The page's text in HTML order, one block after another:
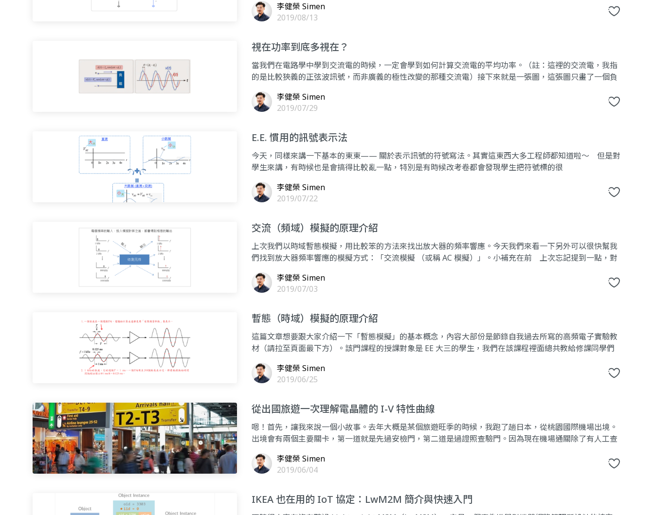
李健榮 Simen
2019/08/13
視在功率到底多視在？
當我們在電路學中學到交流電的時候，一定會學到如何計算交流電的平均功率。（註：這裡的交流電，我指
的是比較狹義的正弦波訊號，而非廣義的極性改變的那種交流電）接下來就是一張圖，這張圖只畫了一個負
李健榮 Simen
2019/07/29
E.E. 慣用的訊號表示法
今天，同樣來講一下基本的東東—— 關於表示訊號的符號寫法。其實這東西大多工程師都知道啦～ 但是對
學生來講，有時候也是會搞得比較亂一點，特別是有時候改考卷都會發現學生把符號標的很
李健榮 Simen
2019/07/22
交流（頻域）模擬的原理介紹
上次我們以時域暫態模擬，用比較笨的方法來找出放大器的頻率響應。今天我們來看一下另外可以很快幫我
們找到放大器頻率響應的模擬方式：「交流模擬 （或稱 AC 模擬）」。小補充在前 上次忘記提到一點，對
李健榮 Simen
2019/07/03
暫態（時域）模擬的原理介紹
這篇文章想要跟大家介紹一下「暫態模擬」的基本概念，內容大部份是節錄自我過去所寫的高頻電子實驗教
材（請拉至頁面最下方）。該門課程的授課對象是 EE 大三的學生，我們在該課程裡面總共教給修課同學們
李健榮 Simen
2019/06/25
從出國旅遊一次理解電晶體的 I-V 特性曲線
嗯！首先，讓我來說一個小故事。去年大概是某個旅遊旺季的時候，我跑了趟日本，從桃園國際機場出境。
出境會有兩個主要關卡，第一道就是先過安檢門，第二道是過證照查驗門。因為現在機場通關除了有人工查
李健榮 Simen
2019/06/04
IKEA 也在用的 IoT 協定：LwM2M 簡介與快速入門